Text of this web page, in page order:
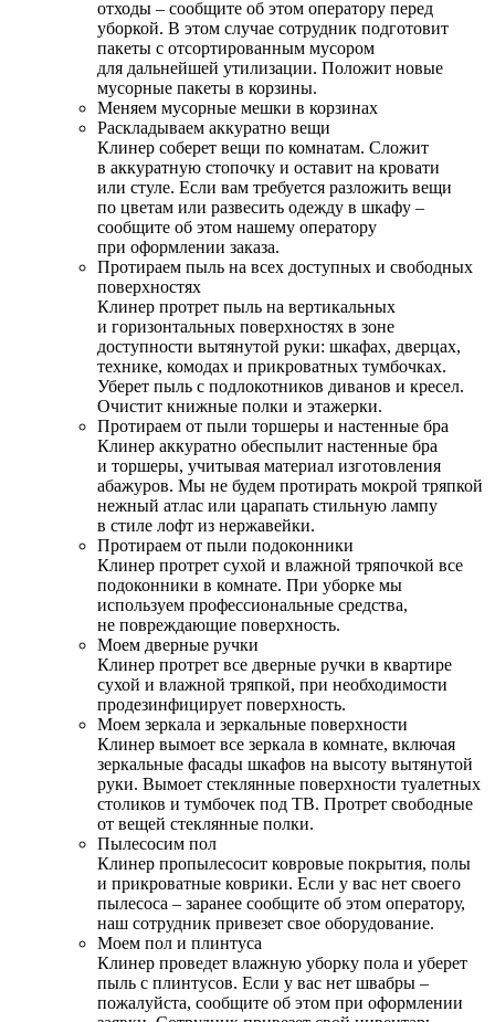
отходы – сообщите об этом оператору перед
уборкой. В этом случае сотрудник подготовит
пакеты с отсортированным мусором
для дальнейшей утилизации. Положит новые
мусорные пакеты в корзины.
Меняем мусорные мешки в корзинах
Раскладываем аккуратно вещи
Клинер соберет вещи по комнатам. Сложит
в аккуратную стопочку и оставит на кровати
или стуле. Если вам требуется разложить вещи
по цветам или развесить одежду в шкафу –
сообщите об этом нашему оператору
при оформлении заказа.
Протираем пыль на всех доступных и свободных
поверхностях
Клинер протрет пыль на вертикальных
и горизонтальных поверхностях в зоне
доступности вытянутой руки: шкафах, дверцах,
технике, комодах и прикроватных тумбочках.
Уберет пыль с подлокотников диванов и кресел.
Очистит книжные полки и этажерки.
Протираем от пыли торшеры и настенные бра
Клинер аккуратно обеспылит настенные бра
и торшеры, учитывая материал изготовления
абажуров. Мы не будем протирать мокрой тряпкой
нежный атлас или царапать стильную лампу
в стиле лофт из нержавейки.
Протираем от пыли подоконники
Клинер протрет сухой и влажной тряпочкой все
подоконники в комнате. При уборке мы
используем профессиональные средства,
не повреждающие поверхность.
Моем дверные ручки
Клинер протрет все дверные ручки в квартире
сухой и влажной тряпкой, при необходимости
продезинфицирует поверхность.
Моем зеркала и зеркальные поверхности
Клинер вымоет все зеркала в комнате, включая
зеркальные фасады шкафов на высоту вытянутой
руки. Вымоет стеклянные поверхности туалетных
столиков и тумбочек под ТВ. Протрет свободные
от вещей стеклянные полки.
Пылесосим пол
Клинер пропылесосит ковровые покрытия, полы
и прикроватные коврики. Если у вас нет своего
пылесоса – заранее сообщите об этом оператору,
наш сотрудник привезет свое оборудование.
Моем пол и плинтуса
Клинер проведет влажную уборку пола и уберет
пыль с плинтусов. Если у вас нет швабры –
пожалуйста, сообщите об этом при оформлении